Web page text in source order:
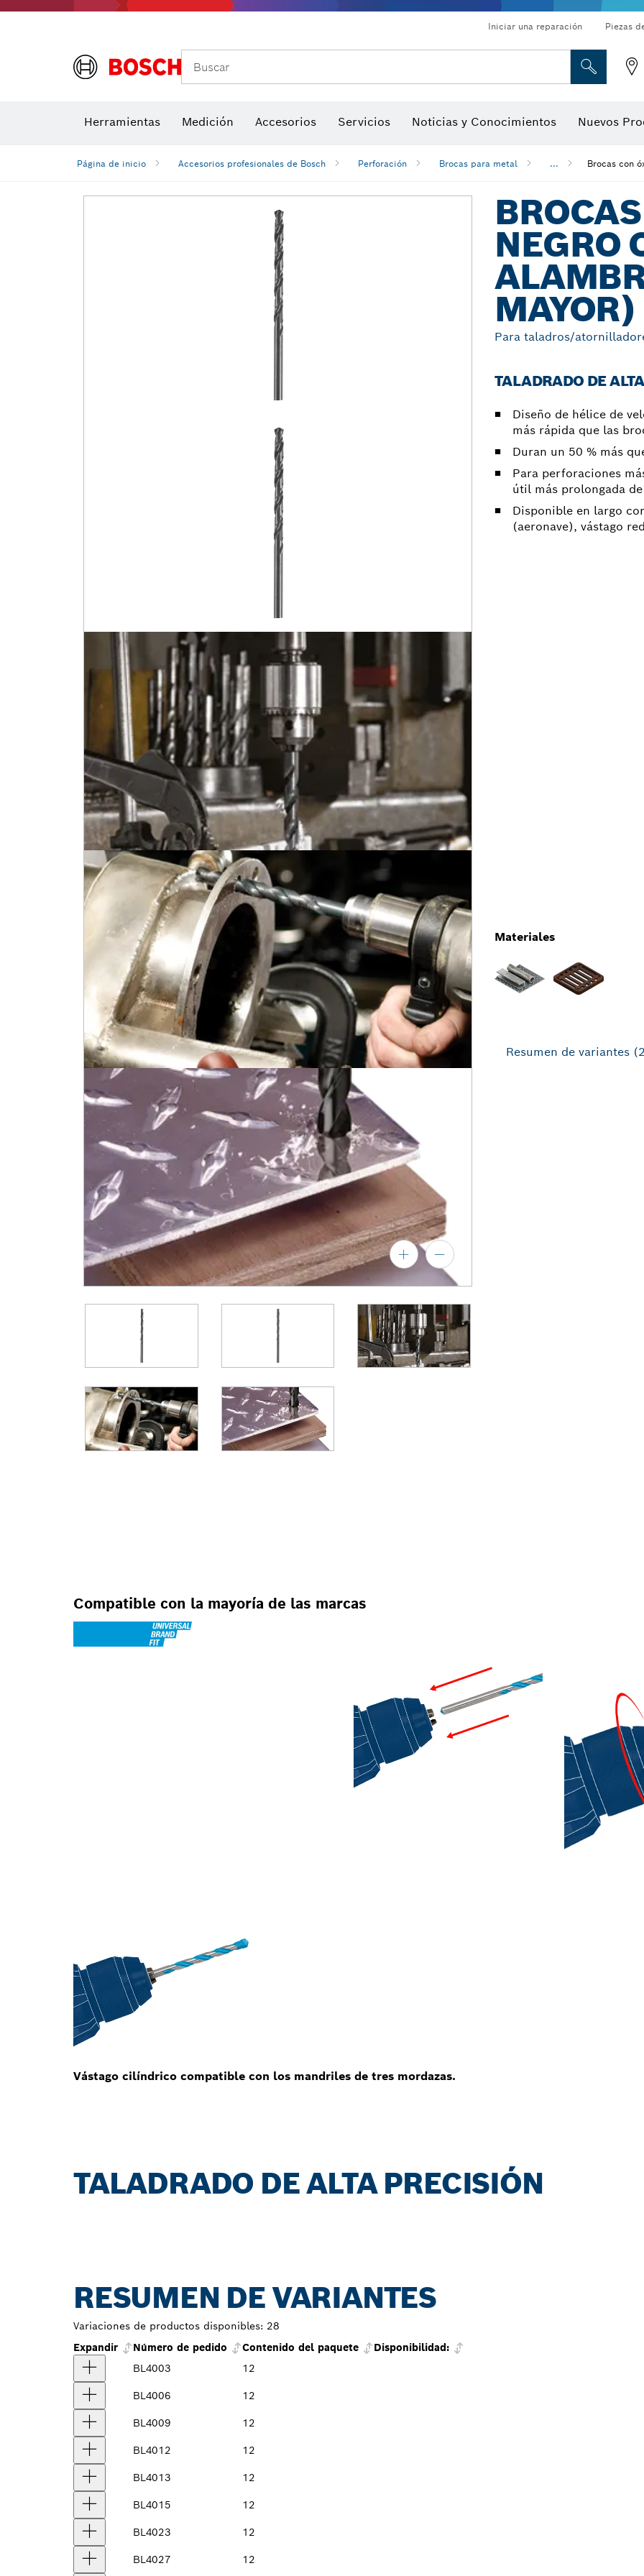
Iniciar una reparación Piezas
Buscar
Herramientas Medición Accesorios Servicios Noticias y Conocimientos Nuevos
Página de inicio Accesorios profesionales de Bosch Perforación Brocas para metal ... Brocas con
NEGRO
MAYOR)
Para taladros/
TALADRADO DE
Diseño de hélice de
más rápida que las
Duran un 50 % más
Para perforaciones
útil más prolongada
Disponible en largo
(aeronave), vástago
Materiales
Resumen de variantes
Compatible con la mayoría de las marcas
Vástago cilíndrico compatible con los mandriles de tres mordazas.
TALADRADO DE ALTA PRECISIÓN
RESUMEN DE VARIANTES
Variaciones de productos disponibles: 28
Expandir
Número de pedido Contenido del paquete
Disponibilidad:
BL4003
12
BL4006 12
BL4009 12
BL4012 12
BL4013 12
BL4015 12
BL4023 12
BL4027 12